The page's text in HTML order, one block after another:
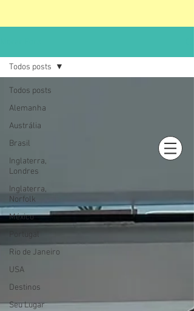
Todos posts
Alemanha
Austrália
Brasil
Inglaterra,
Londres
Inglaterra,
Norfolk
México
Portugal
Rio de Janeiro
USA
Destinos
Seu Lugar
Todos posts